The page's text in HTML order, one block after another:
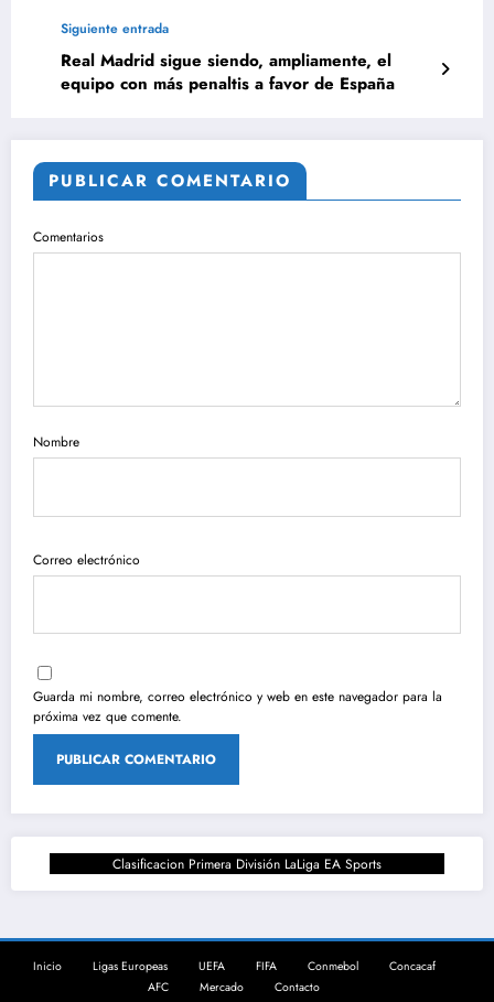
Siguiente entrada
Real Madrid sigue siendo, ampliamente, el
equipo con más penaltis a favor de España
PUBLICAR COMENTARIO
Comentarios
Nombre
Correo electrónico
Guarda mi nombre, correo electrónico y web en este navegador para la
próxima vez que comente.
Clasificacion Primera División LaLiga EA Sports
Inicio Ligas Europeas UEFA FIFA Conmebol
Concacaf
AFC
Mercado Contacto